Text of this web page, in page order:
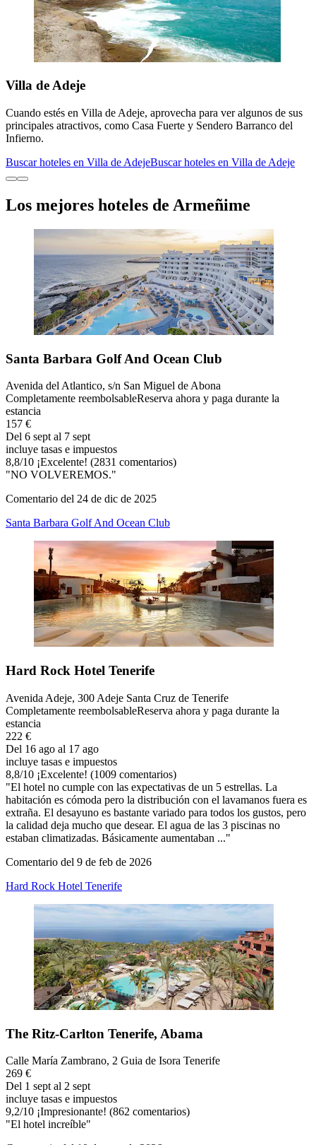
Villa de Adeje
Cuando estés en Villa de Adeje, aprovecha para ver algunos de sus
principales atractivos, como Casa Fuerte y Sendero Barranco del
Infierno.
Buscar hoteles en Villa de AdejeBuscar hoteles en Villa de Adeje
Los mejores hoteles de Armeñime
Santa Barbara Golf And Ocean Club
Avenida del Atlantico, s/n San Miguel de Abona
Completamente reembolsableReserva ahora y paga durante la
estancia
157 €
Del 6 sept al 7 sept
incluye tasas e impuestos
8,8/10 ¡Excelente! (2831 comentarios)
"NO VOLVEREMOS."
Comentario del 24 de dic de 2025
Santa Barbara Golf And Ocean Club
Hard Rock Hotel Tenerife
Avenida Adeje, 300 Adeje Santa Cruz de Tenerife
Completamente reembolsableReserva ahora y paga durante la
estancia
222 €
Del 16 ago al 17 ago
incluye tasas e impuestos
8,8/10 ¡Excelente! (1009 comentarios)
"El hotel no cumple con las expectativas de un 5 estrellas. La
habitación es cómoda pero la distribución con el lavamanos fuera es
extraña. El desayuno es bastante variado para todos los gustos, pero
la calidad deja mucho que desear. El agua de las 3 piscinas no
estaban climatizadas. Básicamente aumentaban ..."
Comentario del 9 de feb de 2026
Hard Rock Hotel Tenerife
The Ritz-Carlton Tenerife, Abama
Calle María Zambrano, 2 Guia de Isora Tenerife
269 €
Del 1 sept al 2 sept
incluye tasas e impuestos
9,2/10 ¡Impresionante! (862 comentarios)
"El hotel increíble"